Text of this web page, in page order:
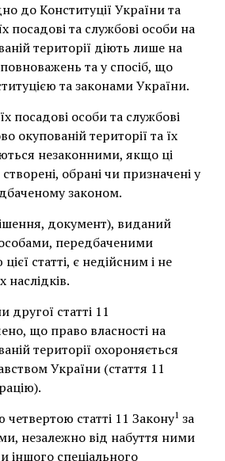
до Конституції України та
посадові та службові особи на
території діють лише на
та у спосіб, що
та законами України.
посадові особи та службові
окупованій території та їх
незаконними, якщо ці
обрані чи призначені у
законом.
документ), виданий
передбаченими
статті, є недійсним і не
статті 11
що право власності на
території охороняється
України (стаття 11
четвертою статті 11 Закону1 за
незалежно від набуття ними
іншого спеціального